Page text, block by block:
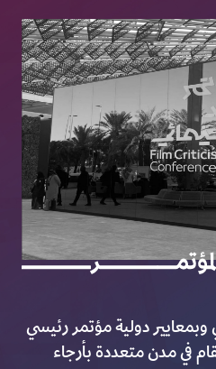
دولية مؤتمر رئيسي
في مدن متعددة بأرجاء